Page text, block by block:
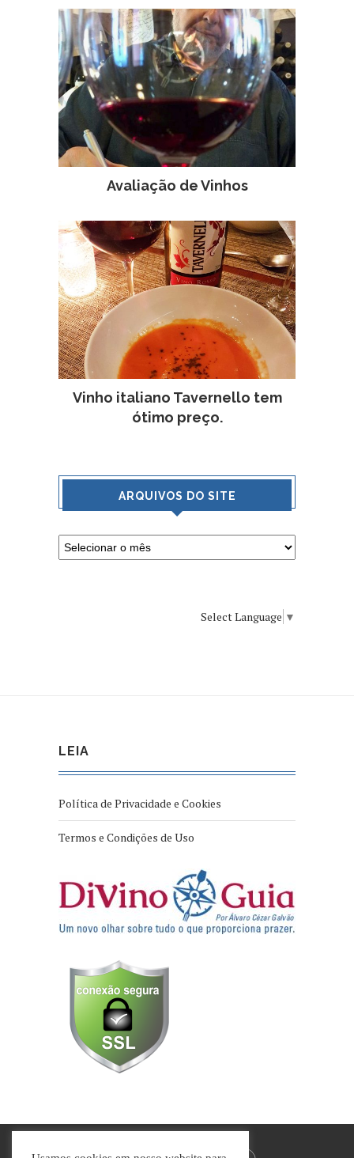
Avaliação de Vinhos
Vinho italiano Tavernello tem
ótimo preço.
ARQUIVOS DO SITE
Select Language ▼
LEIA
Política de Privacidade e Cookies
Termos e Condições de Uso